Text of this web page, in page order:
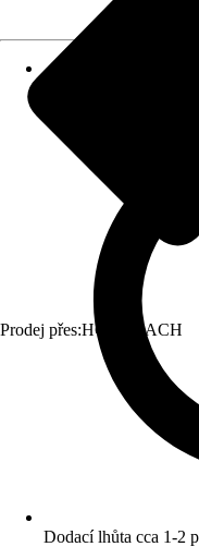
Prodej přes:HORNBACH
Dodací lhůta cca 1-2